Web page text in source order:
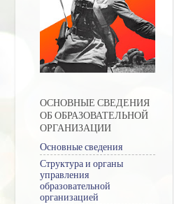
ОСНОВНЫЕ СВЕДЕНИЯ
ОБ ОБРАЗОВАТЕЛЬНОЙ
ОРГАНИЗАЦИИ
Основные сведения
Структура и органы
управления
образовательной
организацией